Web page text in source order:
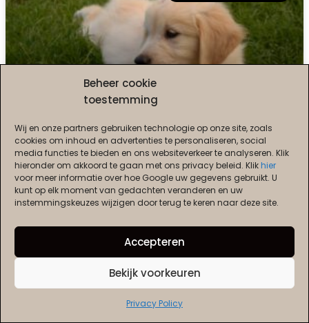
Beheer cookie
toestemming
Wij en onze partners gebruiken technologie op onze site, zoals
cookies om inhoud en advertenties te personaliseren, social
media functies te bieden en ons websiteverkeer te analyseren. Klik
hieronder om akkoord te gaan met ons privacy beleid. Klikhier
voor meer informatie over hoe Google uw gegevens gebruikt. U
kunt op elk moment van gedachten veranderen en uw
instemmingskeuzes wijzigen door terug te keren naar deze site.
Accepteren
Bekijk voorkeuren
Privacy Policy
Wat heb je allemaal nodig voor
een Golden Retriever puppy?
Als je voor het eerst een puppy in huis haalt, is
LEES SNEL VERDER >>